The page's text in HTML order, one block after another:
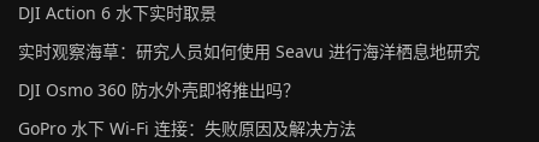
DJI Action 6 水下实时取景
实时观察海草：研究人员如何使用 Seavu 进行海洋栖息地研究
DJI Osmo 360 防水外壳即将推出吗？
GoPro 水下 Wi-Fi 连接：失败原因及解决方法